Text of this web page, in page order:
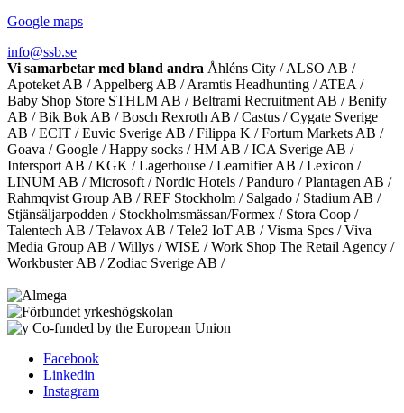
Google maps
info@ssb.se
Vi samarbetar med bland andra Åhléns City / ALSO AB /
Apoteket AB / Appelberg AB / Aramtis Headhunting / ATEA /
Baby Shop Store STHLM AB / Beltrami Recruitment AB / Benify
AB / Bik Bok AB / Bosch Rexroth AB / Castus / Cygate Sverige
AB / ECIT / Euvic Sverige AB / Filippa K / Fortum Markets AB /
Goava / Google / Happy socks / HM AB / ICA Sverige AB /
Intersport AB / KGK / Lagerhouse / Learnifier AB / Lexicon /
LINUM AB / Microsoft / Nordic Hotels / Panduro / Plantagen AB /
Rahmqvist Group AB / REF Stockholm / Salgado / Stadium AB /
Stjänsäljarpodden / Stockholmsmässan/Formex / Stora Coop /
Talentech AB / Telavox AB / Tele2 IoT AB / Visma Spcs / Viva
Media Group AB / Willys / WISE / Work Shop The Retail Agency /
Workbuster AB / Zodiac Sverige AB /
Facebook
Linkedin
Instagram